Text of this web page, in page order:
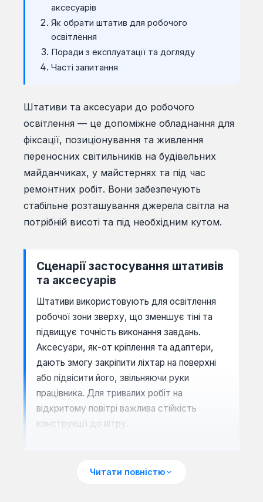
аксесуарів
Як обрати штатив для робочого
освітлення
Поради з експлуатації та догляду
Часті запитання
Штативи та аксесуари до робочого
освітлення — це допоміжне обладнання для
фіксації, позиціонування та живлення
переносних світильників на будівельних
майданчиках, у майстернях та під час
ремонтних робіт. Вони забезпечують
стабільне розташування джерела світла на
потрібній висоті та під необхідним кутом.
Сценарії застосування штативів
та аксесуарів
Штативи використовують для освітлення
робочої зони зверху, що зменшує тіні та
підвищує точність виконання завдань.
Аксесуари, як-от кріплення та адаптери,
дають змогу закріпити ліхтар на поверхні
або підвісити його, звільняючи руки
працівника. Для тривалих робіт на
відкритому повітрі важлива стійкість
конструкції до вітру.
Як обрати штатив для робочого
Читати повністю